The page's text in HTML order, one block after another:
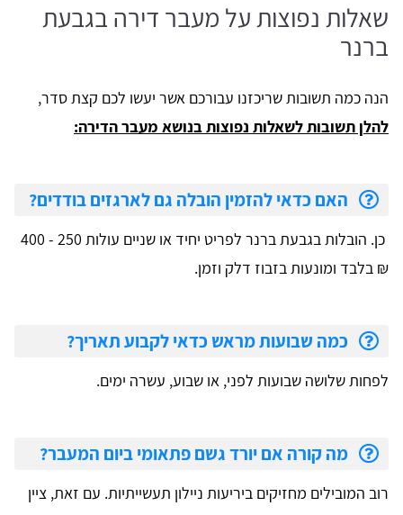
שאלות נפוצות על מעבר דירה בגבעת
ברנר
הנה כמה תשובות שריכזנו עבורכם אשר יעשו לכם קצת סדר,
להלן תשובות לשאלות נפוצות בנושא מעבר הדירה:
האם כדאי להזמין הובלה גם לארגזים בודדים?
כן. הובלות בגבעת ברנר לפריט יחיד או שניים עולות 250 - 400
₪ בלבד ומונעות בזבוז דלק וזמן.
כמה שבועות מראש כדאי לקבוע תאריך?
לפחות שלושה שבועות לפני, או שבוע, עשרה ימים.
מה קורה אם יורד גשם פתאומי ביום המעבר?
רוב המובילים מחזיקים ביריעות ניילון תעשייתיות. עם זאת, ציין